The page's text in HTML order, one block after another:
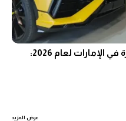
أفضل سيارات الاس يو في الفاخرة في الإمارات لعام 2026:
عرض المزيد